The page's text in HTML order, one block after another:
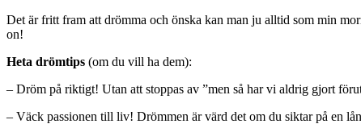
Det är fritt fram att drömma och önska kan man ju alltid som min
on!
Heta drömtips (om du vill ha dem):
– Dröm på riktigt! Utan att stoppas av ”men så har vi aldrig gjort
– Väck passionen till liv! Drömmen är värd det om du siktar på en